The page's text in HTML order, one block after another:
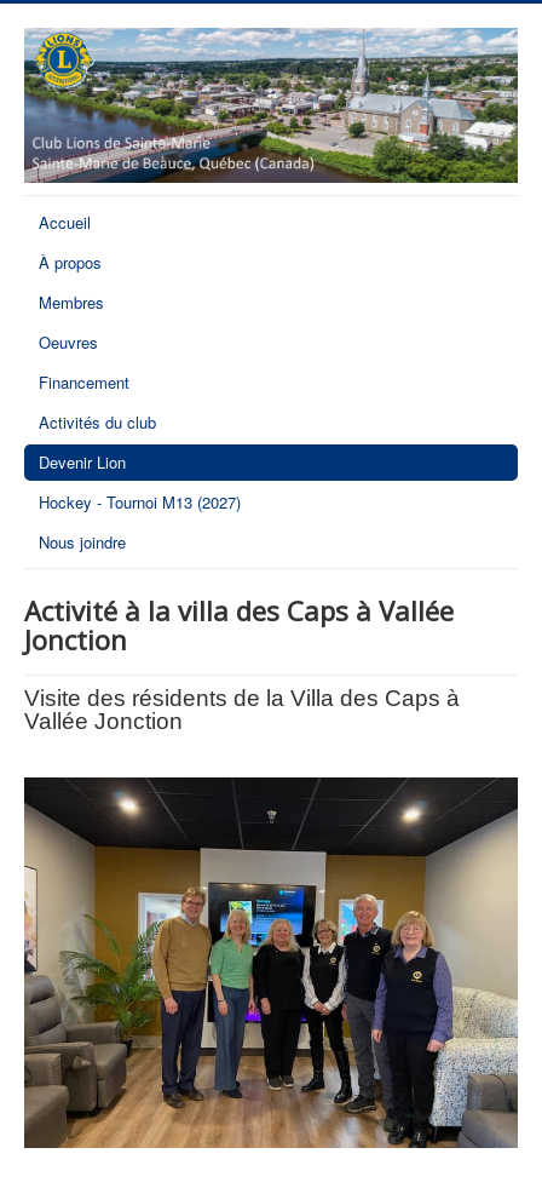
Accueil
À propos
Membres
Oeuvres
Financement
Activités du club
Devenir Lion
Hockey - Tournoi M13 (2027)
Nous joindre
Activité à la villa des Caps à Vallée
Jonction
Visite des résidents de la Villa des Caps à
Vallée Jonction